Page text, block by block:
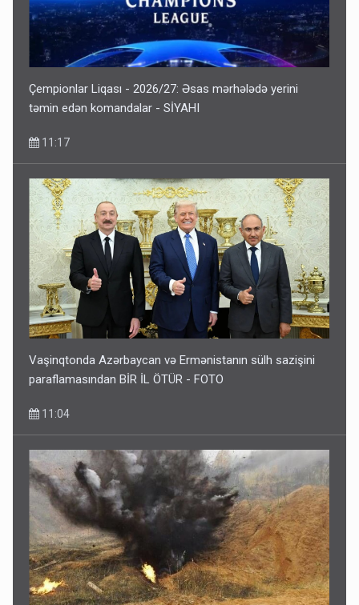
Çempionlar Liqası - 2026/27: Əsas mərhələdə yerini
təmin edən komandalar - SİYAHI
11:17
Vaşinqtonda Azərbaycan və Ermənistanın sülh sazişini
paraflamasından BİR İL ÖTÜR - FOTO
11:04